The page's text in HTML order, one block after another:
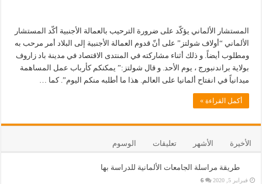
المستشار الألماني يؤكّد على ضرورة الترحيب بالعمالة الأجنبية أكّد المستشار
الألماني “أولاف شولتز” على أنّ قدوم العمالة الأجنبية إلى البلاد أمر مرحب به
ومطلوب أيضاً. و ذلك أثناء مشاركته في المنتدى الاقتصاد في مدينة باد زاروف
بولاية براندنبورج ، يوم الأحد. و قال شولتز:” يمكنكم كأرباب عمل المساهمة
ميدانياً في انفتاح ألمانيا على العالم. هذا ما أطلبه منكم اليوم”. كما …
أكمل القراءة »
الأخيرة الأشهر تعليقات الوسوم
طريقة مراسلة الجامعات الألمانية للدراسة بها
فبراير 5, 2020 6